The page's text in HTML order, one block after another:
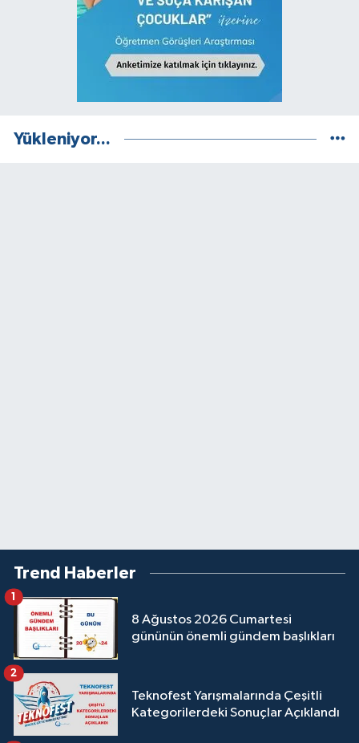
Yükleniyor...
Trend Haberler
8 Ağustos 2026 Cumartesi
gününün önemli gündem başlıkları
1
Teknofest Yarışmalarında Çeşitli
Kategorilerdeki Sonuçlar Açıklandı
2